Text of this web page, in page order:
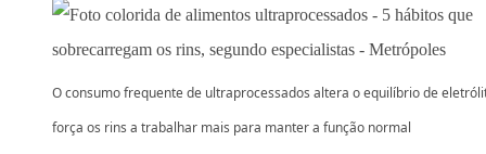
O consumo frequente de ultraprocessados altera o equilíbrio de
força os rins a trabalhar mais para manter a função normal